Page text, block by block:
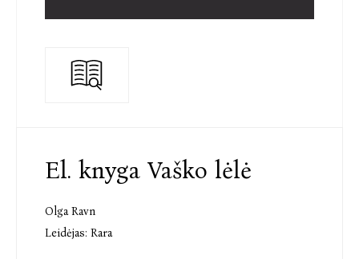
El. knyga Vaško lėlė
Olga Ravn
Leidėjas: Rara